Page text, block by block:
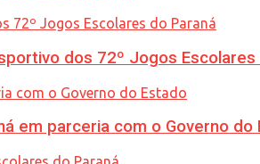
dos 72º Jogos Escolares
em parceria com o Governo do